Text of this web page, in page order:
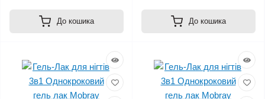
До кошика До кошика